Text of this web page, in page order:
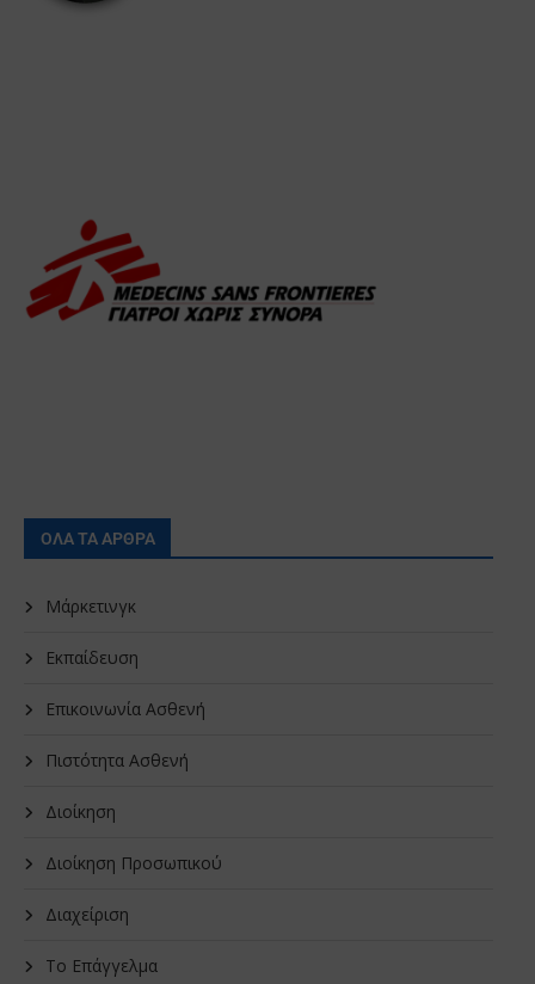
ΟΛΑ ΤΑ ΑΡΘΡΑ
Μάρκετινγκ
Εκπαίδευση
Επικοινωνία Ασθενή
Πιστότητα Ασθενή
Διοίκηση
Διοίκηση Προσωπικού
Διαχείριση
Το Επάγγελμα